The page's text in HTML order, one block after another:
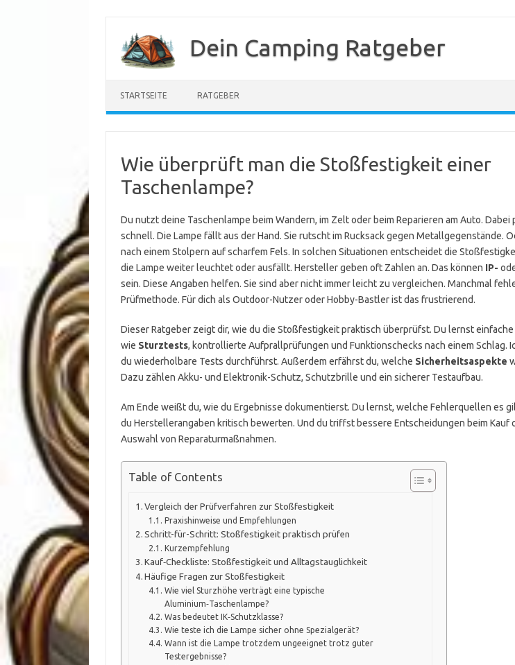
springen
Dein Camping Ratgeber
STARTSEITE RATGEBER
Wie überprüft man die Stoßfestigkeit einer
Taschenlampe?
Du nutzt deine Taschenlampe beim Wandern, im Zelt oder beim Reparieren am Auto. Dabei
schnell. Die Lampe fällt aus der Hand. Sie rutscht im Rucksack gegen Metallgegenstände.
nach einem Stolpern auf scharfem Fels. In solchen Situationen entscheidet die
die Lampe weiter leuchtet oder ausfällt. Hersteller geben oft Zahlen an. Das können IP-
sein. Diese Angaben helfen. Sie sind aber nicht immer leicht zu vergleichen. Manchmal
Prüfmethode. Für dich als Outdoor-Nutzer oder Hobby-Bastler ist das frustrierend.
Dieser Ratgeber zeigt dir, wie du die Stoßfestigkeit praktisch überprüfst. Du lernst
wie Sturztests, kontrollierte Aufprallprüfungen und Funktionschecks nach einem Schlag.
du wiederholbare Tests durchführst. Außerdem erfährst du, welche Sicherheitsaspekte
Dazu zählen Akku- und Elektronik-Schutz, Schutzbrille und ein sicherer Testaufbau.
Am Ende weißt du, wie du Ergebnisse dokumentierst. Du lernst, welche Fehlerquellen es
du Herstellerangaben kritisch bewerten. Und du triffst bessere Entscheidungen beim Kauf
Auswahl von Reparaturmaßnahmen.
Table of Contents
Vergleich der Prüfverfahren zur Stoßfestigkeit
Praxishinweise und Empfehlungen
Schritt-für-Schritt: Stoßfestigkeit praktisch prüfen
Kurzempfehlung
Kauf‑Checkliste: Stoßfestigkeit und Alltagstauglichkeit
Häufige Fragen zur Stoßfestigkeit
Wie viel Sturzhöhe verträgt eine typische
Aluminium‑Taschenlampe?
Was bedeutet IK‑Schutzklasse?
Wie teste ich die Lampe sicher ohne Spezialgerät?
Wann ist die Lampe trotzdem ungeeignet trotz guter
Testergebnisse?